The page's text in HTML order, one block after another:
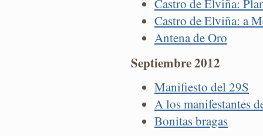
Castro de Elviña:
Castro de Elviña: a
Antena de Oro
Septiembre 2012
Manifiesto del 29S
A los manifestantes
Bonitas bragas